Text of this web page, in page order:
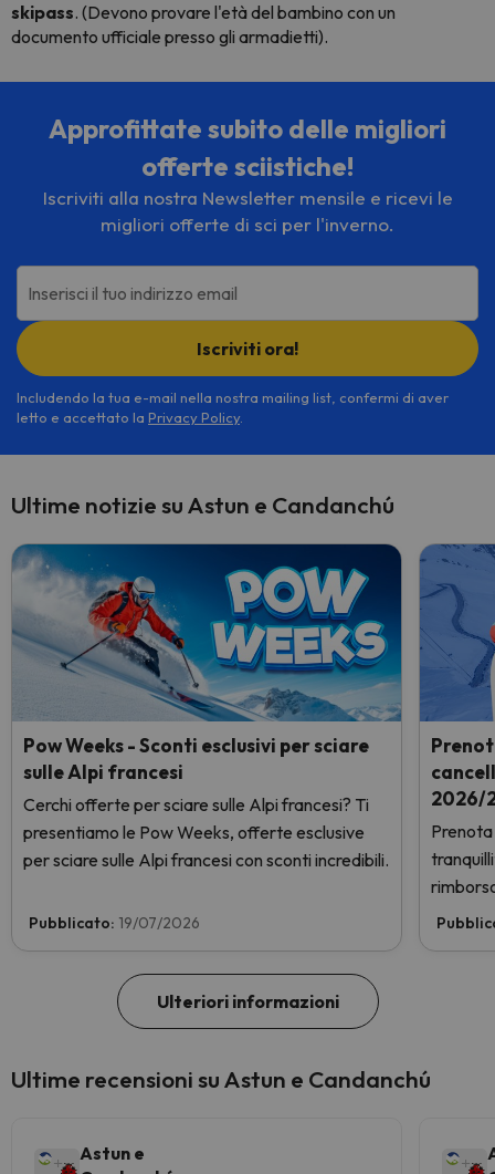
skipass. (Devono provare l'età del bambino con un
documento ufficiale presso gli armadietti).
Approfittate subito delle migliori
offerte sciistiche!
Iscriviti alla nostra Newsletter mensile e ricevi le
migliori offerte di sci per l'inverno.
Inserisci il tuo indirizzo email
Iscriviti ora!
Includendo la tua e-mail nella nostra mailing list, confermi di aver
letto e accettato la Privacy Policy.
Ultime notizie su Astun e Candanchú
Pow Weeks - Sconti esclusivi per sciare
sulle Alpi francesi
Cerchi offerte per sciare sulle Alpi francesi? Ti
presentiamo le Pow Weeks, offerte esclusive
per sciare sulle Alpi francesi con sconti incredibili.
Pubblicato: 19/07/2026
2026/
Ulteriori informazioni
Ultime recensioni su Astun e Candanchú
Astun e